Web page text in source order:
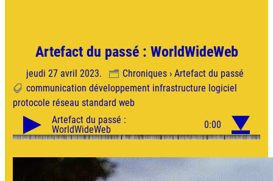
Artefact du passé : WorldWideWeb
jeudi 27 avril 2023.
Chroniques › Artefact du passé
communication développement infrastructure logiciel
protocole réseau standard web